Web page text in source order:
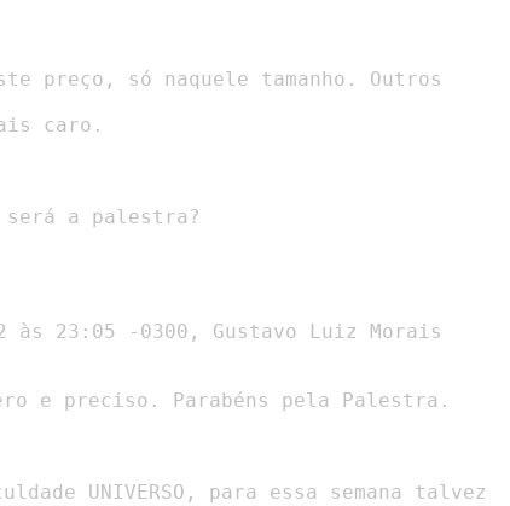
caro.
será a palestra?